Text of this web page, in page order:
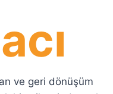
ve geri dönüşüm